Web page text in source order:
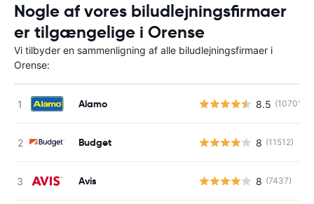
Nogle af vores biludlejningsfirmaer
er tilgængelige i Orense
Vi tilbyder en sammenligning af alle biludlejningsfirmaer i
Orense:
Alamo 8.5 (10701)
Budget 8 (11512)
Avis 8 (7437)